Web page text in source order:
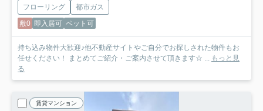
フローリング
都市ガス
敷0 即入居可 ペット可
持ち込み物件大歓迎♪他不動産サイトやご自分でお探しされた物件もお
任せください！ まとめてご紹介・ご案内させて頂きます☆ ...
もっと見
る
賃貸マンション